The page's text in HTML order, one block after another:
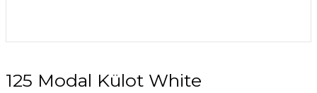
125 Modal Külot White